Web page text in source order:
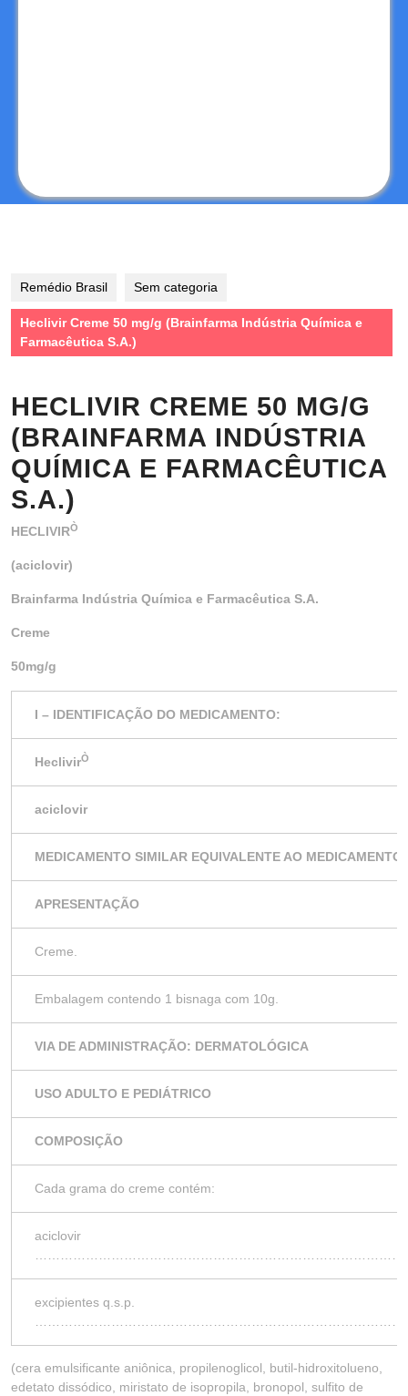
Remédio Brasil Sem categoria
Heclivir Creme 50 mg/g (Brainfarma Indústria Química e
Farmacêutica S.A.)
HECLIVIR CREME 50 MG/G
(BRAINFARMA INDÚSTRIA
QUÍMICA E FARMACÊUTICA
S.A.)
HECLIVIRÒ
(aciclovir)
Brainfarma Indústria Química e Farmacêutica S.A.
Creme
50mg/g
I – IDENTIFICAÇÃO DO MEDICAMENTO:
HeclivirÒ
aciclovir
MEDICAMENTO SIMILAR EQUIVALENTE AO MEDICAMENTO
APRESENTAÇÃO
Creme.
Embalagem contendo 1 bisnaga com 10g.
VIA DE ADMINISTRAÇÃO: DERMATOLÓGICA
USO ADULTO E PEDIÁTRICO
COMPOSIÇÃO
Cada grama do creme contém:
aciclovir
excipientes q.s.p.
(cera emulsificante aniônica, propilenoglicol, butil-hidroxitolueno,
edetato dissódico, miristato de isopropila, bronopol, sulfito de